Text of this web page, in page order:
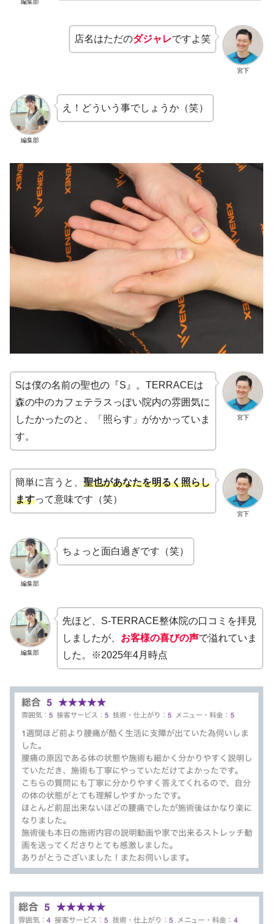
編集部
宮下
店名はただのダジャレですよ笑
編集部
え！どういう事でしょうか（笑）
宮下
Sは僕の名前の聖也の『S』。TERRACEは
森の中のカフェテラスっぽい院内の雰囲気に
したかったのと、「照らす」がかかっていま
す。
宮下
簡単に言うと、 聖也があなたを明るく照らし
ますって意味です（笑）
編集部
ちょっと面白過ぎです（笑）
編集部
先ほど、S-TERRACE整体院の口コミを拝見
しましたが、 お客様の喜びの声で溢れていま
した。※2025年4月時点